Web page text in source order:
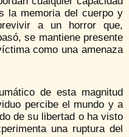
la memoria del cuerpo y
a un horror que,
se mantiene presente
como una amenaza
de esta magnitud
percibe el mundo y a
de su libertad o ha visto
una ruptura del